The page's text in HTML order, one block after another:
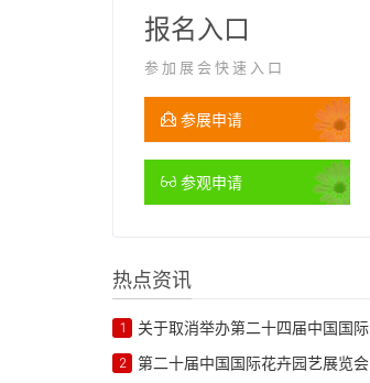
报名入口
参加展会快速入口
参展申请
参观申请
热点资讯
1 关于取消举办第二十四届中国国际花卉园艺展览会的通知
2 第二十届中国国际花卉园艺展览会 展商名录